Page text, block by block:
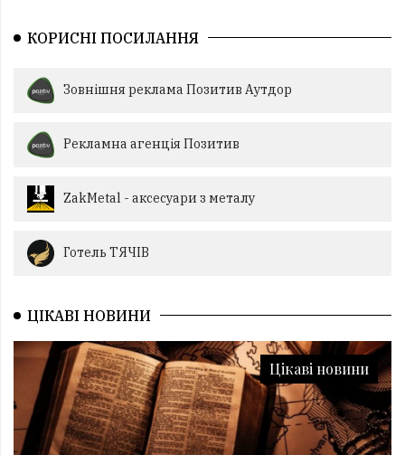
КОРИСНІ ПОСИЛАННЯ
Зовнішня реклама Позитив Аутдор
Рекламна агенція Позитив
ZakMetal - аксесуари з металу
Готель ТЯЧІВ
ЦІКАВІ НОВИНИ
Цікаві новини